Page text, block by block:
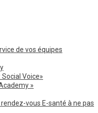
de vos équipes
Voice»
»
vous E-santé à ne pas